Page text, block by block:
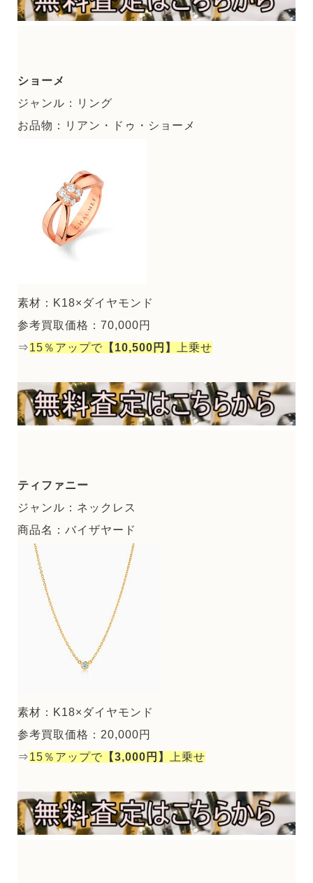
ショーメ
ジャンル：リング
お品物：リアン・ドゥ・ショーメ
素材：K18×ダイヤモンド
参考買取価格：70,000円
⇒15％アップで 【10,500円】 上乗せ
ティファニー
ジャンル：ネックレス
商品名：バイザヤード
素材：K18×ダイヤモンド
参考買取価格：20,000円
⇒15％アップで 【3,000円】 上乗せ